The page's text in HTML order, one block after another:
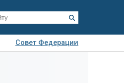
Совет Федерации